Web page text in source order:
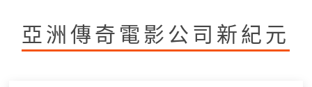
亞洲傳奇電影公司新紀元